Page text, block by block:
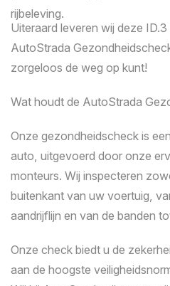
rijbeleving.
Uiteraard leveren wij deze
AutoStrada
zorgeloos de weg op kunt!
Wat houdt de AutoStrada
Onze gezondheidscheck is
auto, uitgevoerd door onze
monteurs. Wij inspecteren
buitenkant van uw voertuig,
aandrijflijn en van de banden
Onze check biedt u de
aan de hoogste